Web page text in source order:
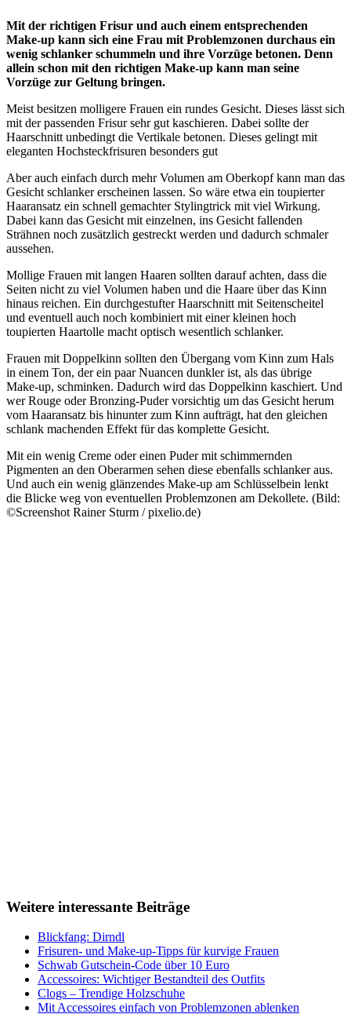
Mit der richtigen Frisur und auch einem entsprechenden
Make-up kann sich eine Frau mit Problemzonen durchaus ein
wenig schlanker schummeln und ihre Vorzüge betonen. Denn
allein schon mit den richtigen Make-up kann man seine
Vorzüge zur Geltung bringen.
Meist besitzen molligere Frauen ein rundes Gesicht. Dieses lässt sich
mit der passenden Frisur sehr gut kaschieren. Dabei sollte der
Haarschnitt unbedingt die Vertikale betonen. Dieses gelingt mit
eleganten Hochsteckfrisuren besonders gut
Aber auch einfach durch mehr Volumen am Oberkopf kann man das
Gesicht schlanker erscheinen lassen. So wäre etwa ein toupierter
Haaransatz ein schnell gemachter Stylingtrick mit viel Wirkung.
Dabei kann das Gesicht mit einzelnen, ins Gesicht fallenden
Strähnen noch zusätzlich gestreckt werden und dadurch schmaler
aussehen.
Mollige Frauen mit langen Haaren sollten darauf achten, dass die
Seiten nicht zu viel Volumen haben und die Haare über das Kinn
hinaus reichen. Ein durchgestufter Haarschnitt mit Seitenscheitel
und eventuell auch noch kombiniert mit einer kleinen hoch
toupierten Haartolle macht optisch wesentlich schlanker.
Frauen mit Doppelkinn sollten den Übergang vom Kinn zum Hals
in einem Ton, der ein paar Nuancen dunkler ist, als das übrige
Make-up, schminken. Dadurch wird das Doppelkinn kaschiert. Und
wer Rouge oder Bronzing-Puder vorsichtig um das Gesicht herum
vom Haaransatz bis hinunter zum Kinn aufträgt, hat den gleichen
schlank machenden Effekt für das komplette Gesicht.
Mit ein wenig Creme oder einen Puder mit schimmernden
Pigmenten an den Oberarmen sehen diese ebenfalls schlanker aus.
Und auch ein wenig glänzendes Make-up am Schlüsselbein lenkt
die Blicke weg von eventuellen Problemzonen am Dekollete. (Bild:
©Screenshot Rainer Sturm / pixelio.de)
Weitere interessante Beiträge
Blickfang: Dirndl
Frisuren- und Make-up-Tipps für kurvige Frauen
Schwab Gutschein-Code über 10 Euro
Accessoires: Wichtiger Bestandteil des Outfits
Clogs – Trendige Holzschuhe
Mit Accessoires einfach von Problemzonen ablenken